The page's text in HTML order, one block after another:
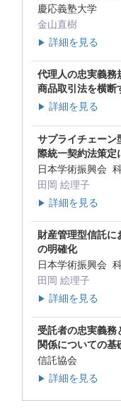
慶応義塾大学
金山直樹
▶ 詳細を見る
代理人の忠実義
商品取引法を横
▶ 詳細を見る
サプライチェーン
際統一契約法策定
日本学術振興会
田岡 絵理子
▶ 詳細を見る
財産管理型信託に
の明確化
日本学術振興会
田岡 絵理子
▶ 詳細を見る
受託者の忠実義務
関係についての基
信託協会
▶ 詳細を見る